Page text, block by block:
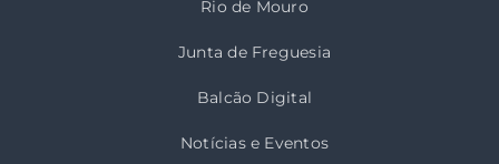
Rio de Mouro
Junta de Freguesia
Balcão Digital
Notícias e Eventos